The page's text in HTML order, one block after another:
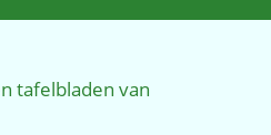
tafelbladen van